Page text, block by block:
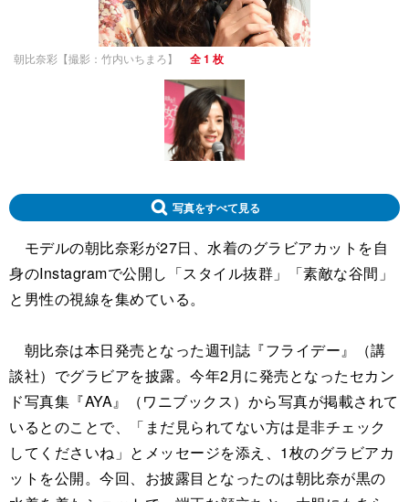
朝比奈彩【撮影：竹内いちまろ】 全 1 枚
写真をすべて見る
モデルの朝比奈彩が27日、水着のグラビアカットを自
身のInstagramで公開し「スタイル抜群」「素敵な谷間」
と男性の視線を集めている。
朝比奈は本日発売となった週刊誌『フライデー』（講
談社）でグラビアを披露。今年2月に発売となったセカン
ド写真集『AYA』（ワニブックス）から写真が掲載されて
いるとのことで、「まだ見られてない方は是非チェック
してくださいね」とメッセージを添え、1枚のグラビアカ
ットを公開。今回、お披露目となったのは朝比奈が黒の